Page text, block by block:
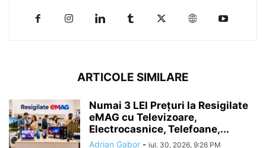
ARTICOLE SIMILARE
Numai 3 LEI Prețuri la Resigilate
eMAG cu Televizoare,
Electrocasnice, Telefoane,...
Adrian Gabor - iul. 30, 2026, 9:26 PM